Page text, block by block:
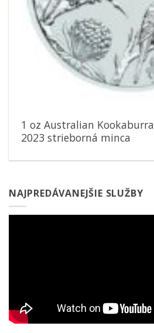
1 oz Australian Kookaburra
2023 strieborná minca
NAJPREDÁVANEJŠIE SLUŽBY